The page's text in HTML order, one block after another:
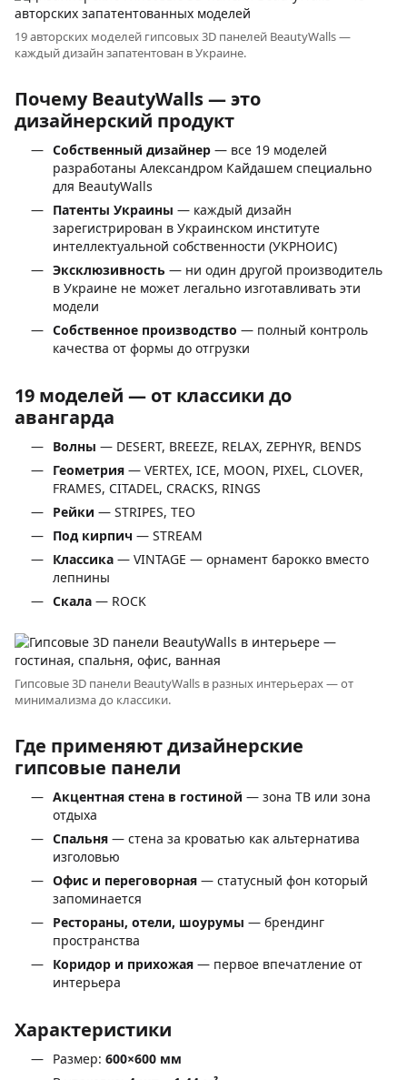
19 авторских моделей гипсовых 3D панелей BeautyWalls —
каждый дизайн запатентован в Украине.
Почему BeautyWalls — это
дизайнерский продукт
Собственный дизайнер — все 19 моделей
разработаны Александром Кайдашем специально
для BeautyWalls
Патенты Украины — каждый дизайн
зарегистрирован в Украинском институте
интеллектуальной собственности (УКРНОИС)
Эксклюзивность — ни один другой производитель
в Украине не может легально изготавливать эти
модели
Собственное производство — полный контроль
качества от формы до отгрузки
19 моделей — от классики до
авангарда
Волны — DESERT, BREEZE, RELAX, ZEPHYR, BENDS
Геометрия — VERTEX, ICE, MOON, PIXEL, CLOVER,
FRAMES, CITADEL, CRACKS, RINGS
Рейки — STRIPES, TEO
Под кирпич — STREAM
Классика — VINTAGE — орнамент барокко вместо
лепнины
Скала — ROCK
Гипсовые 3D панели BeautyWalls в разных интерьерах — от
минимализма до классики.
Где применяют дизайнерские
гипсовые панели
Акцентная стена в гостиной — зона ТВ или зона
отдыха
Спальня — стена за кроватью как альтернатива
изголовью
Офис и переговорная — статусный фон который
запоминается
Рестораны, отели, шоурумы — брендинг
пространства
Коридор и прихожая — первое впечатление от
интерьера
Характеристики
Размер: 600×600 мм